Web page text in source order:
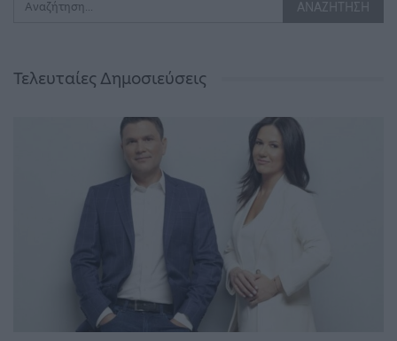
Τελευταίες Δημοσιεύσεις